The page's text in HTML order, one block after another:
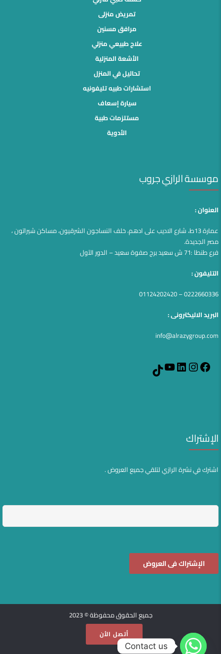
تمريض منزلى
مرافق مسنين
علاج طبيعي منزلي
الأشعة المنزلية
تحاليل في المنزل
استشارات طبيه تليفونيه
سيارة إسعاف
مستلزمات طبية
الأدوية
موسسة الرازي جروب
العنوان :
عمارة 13ط، شارع الاديب على ادهم، خلف النساجون الشرقيون، مساكن شيراتون ،
مصر الجديدة.
فرع طنطا :71 ش سعيد برج صفوة سعيد – الدور الآول
التليفون :
0222660336 – 01124202420
البريد الاليكترونى :
info@alrazygroup.com
Facebook
Instagram
LinkedIn
YouTube
الإشتراك
اشترك في نشرة الرازي لتلقي جميع العروض .
جميع الحقوق محفوظة © 2023
أتصل الأن
Contact us